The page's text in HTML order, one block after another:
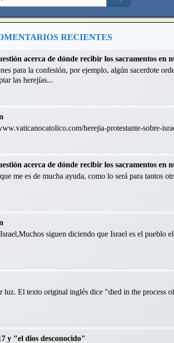
RECIENTES
acerca de dónde recibir los sacramentos en
para la confesión, por ejemplo, algún sacerdote
las herejías...
herejia-protestante-sobre-
acerca de dónde recibir los sacramentos en
me es de mucha ayuda, como lo será para tantos
siguen diciendo que Israel es el pueblo
luz. El texto original inglés dice "died in the process
y "el dios desconocido"